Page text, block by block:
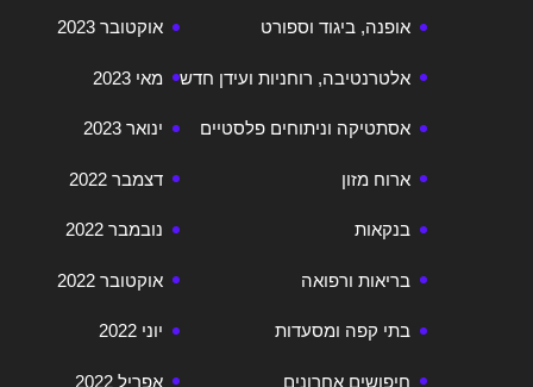
אוקטובר 2023
מאי 2023
ינואר 2023
דצמבר 2022
נובמבר 2022
אוקטובר 2022
יוני 2022
אפריל 2022
אופנה, ביגוד וספורט
אלטרנטיבה, רוחניות ועידן חדש
אסתטיקה וניתוחים פלסטיים
ארוח מזון
בנקאות
בריאות ורפואה
בתי קפה ומסעדות
חיפושים אחרונים